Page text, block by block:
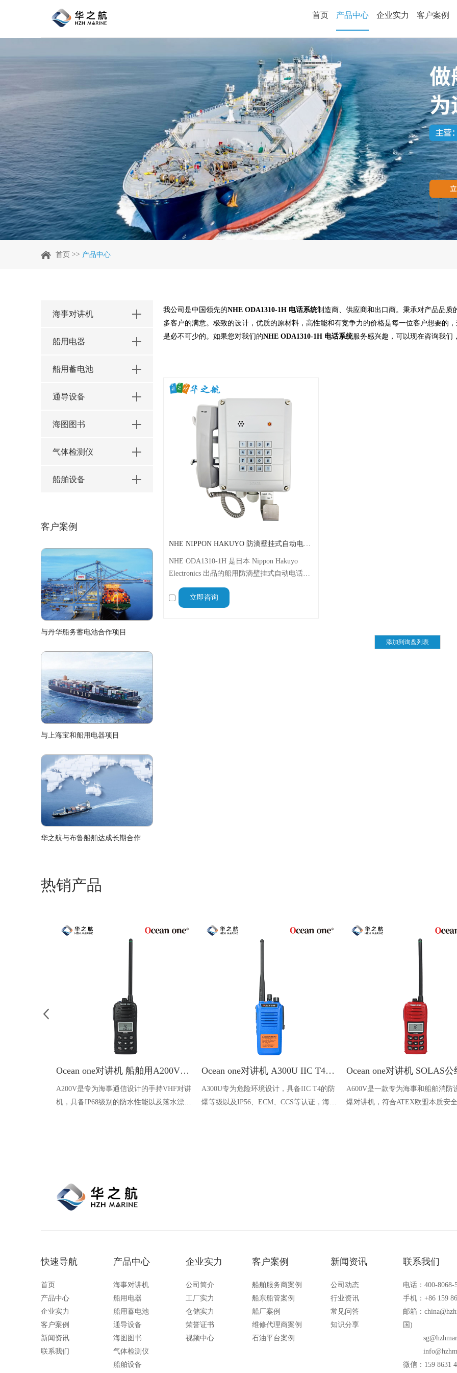
首页 产品中心 企业实力 客户案例
首页 >> 产品中心
我公司是中国领先的NHE ODA1310-1H 电话系统制造商、供应商和出口商。秉承对产品品质
多客户的满意。极致的设计，优质的原材料，高性能和有竞争力的价格是每一位客户想要的
是必不可少的。如果您对我们的NHE ODA1310-1H 电话系统服务感兴趣，可以现在咨询我们
NHE NIPPON HAKUYO 防滴壁挂式自动电话机 ODA1310-1H
NHE ODA1310-1H 是日本 Nippon Hakuyo
Electronics 出品的船用防滴壁挂式自动电话
机，支持 DP/PB 拨号，带耳机接口、响铃灯
提示，符合 JATE 认证，重约 1.5 kg，具备高
可靠性和抗噪能力，适用于船舶及海上平台通
立即咨询
海事对讲机
船用电器
船用蓄电池
通导设备
海图图书
气体检测仪
船舶设备
客户案例
与丹华船务蓄电池合作项目
与上海宝和船用电器项目
华之航与布鲁船舶达成长期合作
热销产品
Ocean one对讲机 船舶用A200V漂浮式手持防水对讲机
A200V是专为海事通信设计的手持VHF对讲
机，具备IP68级别的防水性能以及落水漂浮
Ocean one对讲机 A300U IIC T4氢气防爆对讲机 船舶消防本质安全无线电
A300U专为危险环境设计，具备IIC T4的防
爆等级以及IP56、ECM、CCS等认证，海上
A600V是一款专为海事和船舶消防
爆对讲机，符合ATEX欧盟本质安
快速导航
首页
产品中心
企业实力
客户案例
新闻资讯
联系我们
产品中心
海事对讲机
船用电器
船用蓄电池
通导设备
海图图书
气体检测仪
船舶设备
企业实力
公司简介
工厂实力
仓储实力
荣誉证书
视频中心
客户案例
船舶服务商案例
船东船管案例
船厂案例
维修代理商案例
石油平台案例
新闻资讯
公司动态
行业资讯
常见问答
知识分享
联系我们
电话：400-8068-
手机：+86 159
邮箱：
国)
微信：159 8631